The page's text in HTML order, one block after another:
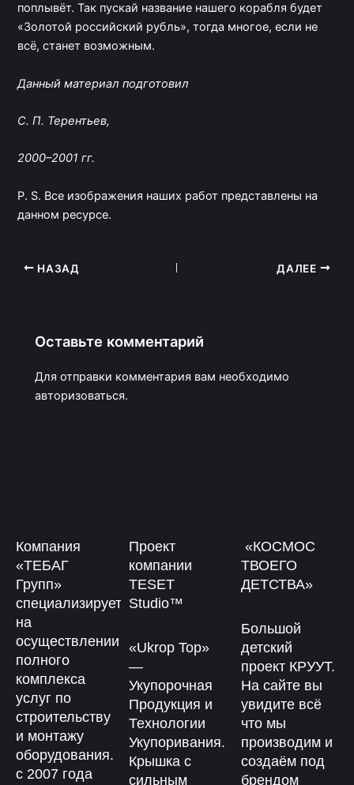
поплывёт. Так пускай название нашего корабля будет
«Золотой российский рубль», тогда многое, если не
всё, станет возможным.
Данный материал подготовил
С. П. Терентьев,
2000–2001 гг.
P. S. Все изображения наших работ представлены на
данном ресурсе.
НАЗАД ДАЛЕЕ
Оставьте комментарий
Для отправки комментария вам необходимо
авторизоваться.
Компания
«ТЕБАГ
Групп»
специализируется
на
осуществлении
полного
комплекса
услуг по
строительству
и монтажу
оборудования.
с 2007 года
Проект
компании
TESET
Studio™
«Ukrop Top»
—
Укупорочная
Продукция и
Технологии
Укупоривания​.
Крышка с
сильным
«КОСМОС
ТВОЕГО
ДЕТСТВА»
Большой
детский
проект КРУУТ.
На сайте вы
увидите всё
что мы
производим и
создаём под
брендом